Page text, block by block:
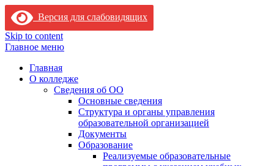
Версия для слабовидящих
Skip to content
Главное меню
Главная
О колледже
Сведения об ОО
Основные сведения
Структура и органы управления
образовательной организацией
Документы
Образование
Реализуемые образовательные